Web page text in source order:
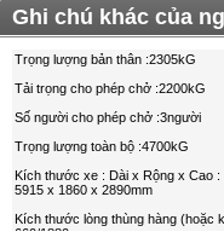
Ghi chú khác của